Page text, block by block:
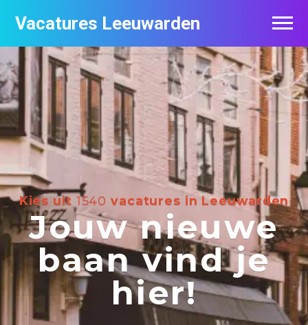
Vacatures Leeuwarden
Kies uit 1540 vacatures in Leeuwarden
Jouw nieuwe
baan vind je
hier!
Vacatures per bedrijf
De populairste vacatures in Leeuwarden
Nieuwsbrief feed